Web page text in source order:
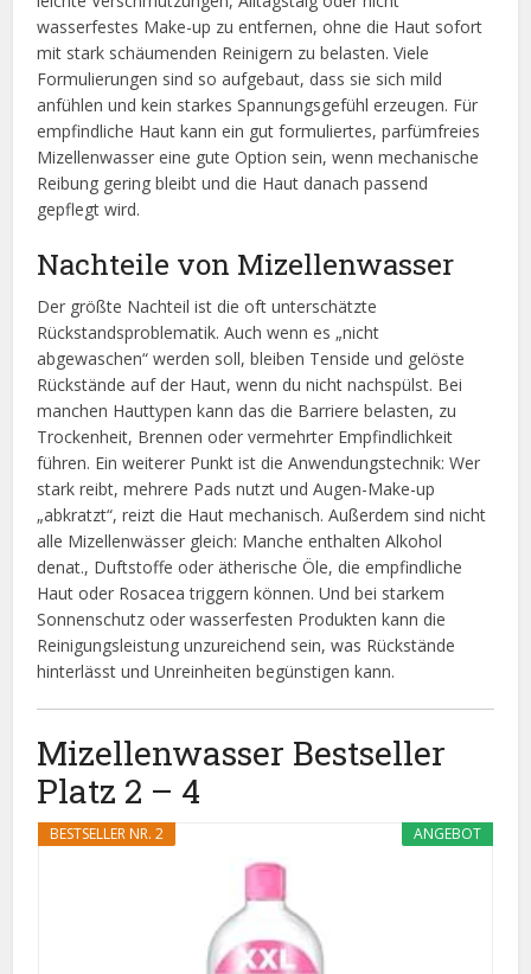
wasserfestes Make-up zu entfernen, ohne die Haut sofort
mit stark schäumenden Reinigern zu belasten. Viele
Formulierungen sind so aufgebaut, dass sie sich mild
anfühlen und kein starkes Spannungsgefühl erzeugen. Für
empfindliche Haut kann ein gut formuliertes, parfümfreies
Mizellenwasser eine gute Option sein, wenn mechanische
Reibung gering bleibt und die Haut danach passend
gepflegt wird.
Nachteile von Mizellenwasser
Der größte Nachteil ist die oft unterschätzte
Rückstandsproblematik. Auch wenn es „nicht
abgewaschen“ werden soll, bleiben Tenside und gelöste
Rückstände auf der Haut, wenn du nicht nachspülst. Bei
manchen Hauttypen kann das die Barriere belasten, zu
Trockenheit, Brennen oder vermehrter Empfindlichkeit
führen. Ein weiterer Punkt ist die Anwendungstechnik: Wer
stark reibt, mehrere Pads nutzt und Augen-Make-up
„abkratzt“, reizt die Haut mechanisch. Außerdem sind nicht
alle Mizellenwässer gleich: Manche enthalten Alkohol
denat., Duftstoffe oder ätherische Öle, die empfindliche
Haut oder Rosacea triggern können. Und bei starkem
Sonnenschutz oder wasserfesten Produkten kann die
Reinigungsleistung unzureichend sein, was Rückstände
hinterlässt und Unreinheiten begünstigen kann.
Mizellenwasser Bestseller
Platz 2 – 4
ANGEBOT
BESTSELLER NR. 2